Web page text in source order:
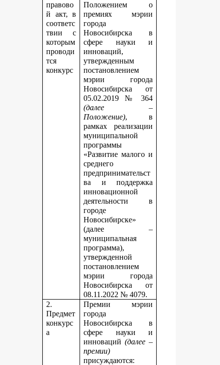
правово
й акт, в
соответс
твии с
которым
проводи
тся
конкурс
Положением о
премиях мэрии
города
Новосибирска в
сфере науки и
инноваций,
утвержденным
постановлением
мэрии города
Новосибирска от
05.02.2019 № 364
(далее –
Положение), в
рамках реализации
муниципальной
программы
«Развитие малого и
среднего
предпринимательст
ва и поддержка
инновационной
деятельности в
городе
Новосибирске»
(далее –
муниципальная
программа),
утвержденной
постановлением
мэрии города
Новосибирска от
08.11.2022 № 4079.
2.
Предмет
конкурс
а
Премии мэрии
города
Новосибирска в
сфере науки и
инноваций(далее –
премии)
присуждаются: